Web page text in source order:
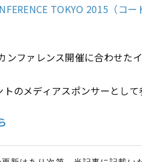
TOKYO 2015（コー
ンファレンス開催に合わせた
のメディアスポンサーとして